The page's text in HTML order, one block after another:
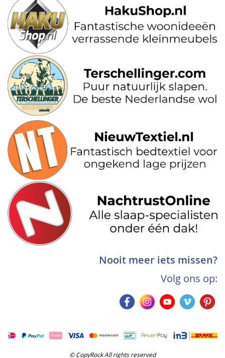
Nooit meer iets missen?
Volg ons op:
© CopyRock All rights reserved